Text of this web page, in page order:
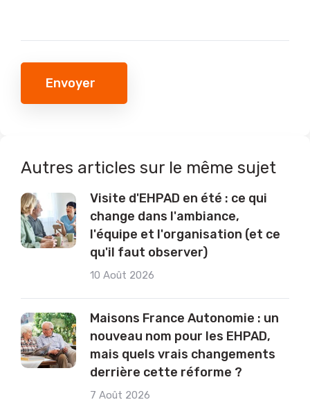
Envoyer
Autres articles sur le même sujet
Visite d'EHPAD en été : ce qui
change dans l'ambiance,
l'équipe et l'organisation (et ce
qu'il faut observer)
10 Août 2026
Maisons France Autonomie : un
nouveau nom pour les EHPAD,
mais quels vrais changements
derrière cette réforme ?
7 Août 2026